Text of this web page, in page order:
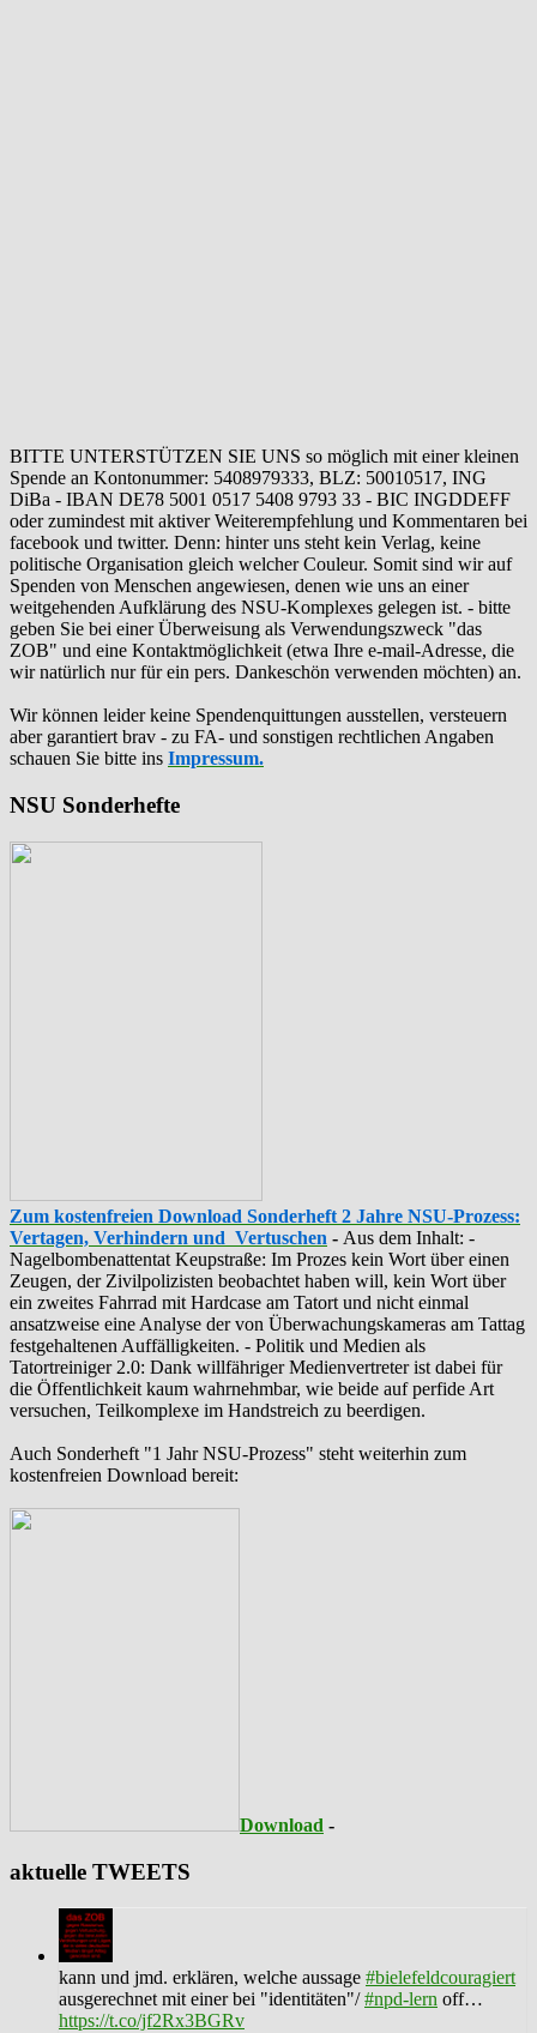
BITTE UNTERSTÜTZEN SIE UNS so möglich mit einer kleinen
Spende an Kontonummer: 5408979333, BLZ: 50010517, ING
DiBa - IBAN DE78 5001 0517 5408 9793 33 - BIC INGDDEFF
oder zumindest mit aktiver Weiterempfehlung und Kommentaren bei
facebook und twitter. Denn: hinter uns steht kein Verlag, keine
politische Organisation gleich welcher Couleur. Somit sind wir auf
Spenden von Menschen angewiesen, denen wie uns an einer
weitgehenden Aufklärung des NSU-Komplexes gelegen ist. - bitte
geben Sie bei einer Überweisung als Verwendungszweck "das
ZOB" und eine Kontaktmöglichkeit (etwa Ihre e-mail-Adresse, die
wir natürlich nur für ein pers. Dankeschön verwenden möchten) an.
Wir können leider keine Spendenquittungen ausstellen, versteuern
aber garantiert brav - zu FA- und sonstigen rechtlichen Angaben
schauen Sie bitte ins Impressum.
NSU Sonderhefte
Zum kostenfreien Download Sonderheft 2 Jahre NSU-Prozess:
Vertagen, Verhindern und Vertuschen - Aus dem Inhalt: -
‪Nagelbombenattentat‬ ‎Keupstraße‬: Im Prozes kein Wort über einen
Zeugen, der Zivilpolizisten beobachtet haben will, kein Wort über
ein zweites Fahrrad mit Hardcase am Tatort und nicht einmal
ansatzweise eine Analyse der von Überwachungskameras am Tattag
festgehaltenen Auffälligkeiten. - Politik und Medien als
‪Tatortreiniger‬ 2.0: Dank willfähriger Medienvertreter ist dabei für
die Öffentlichkeit kaum wahrnehmbar, wie beide auf perfide Art
versuchen, Teilkomplexe im Handstreich zu beerdigen.
Auch Sonderheft "1 Jahr NSU-Prozess" steht weiterhin zum
kostenfreien Download bereit:
Download -
aktuelle TWEETS
kann und jmd. erklären, welche aussage #bielefeldcouragiert
ausgerechnet mit einer bei "identitäten"/#npd-lern off…
https://t.co/jf2Rx3BGRv